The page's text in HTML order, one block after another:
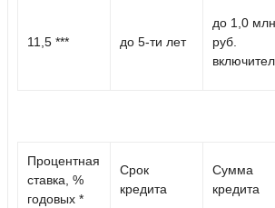
11,5 *** до 5-ти лет
до 1,0 млн
руб.
Процентная
ставка, %
годовых *
Срок
кредита
Сумма
кредита